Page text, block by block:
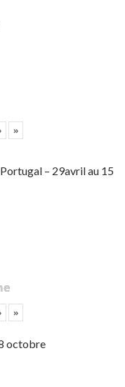
»
– 29avril au 15
»
octobre